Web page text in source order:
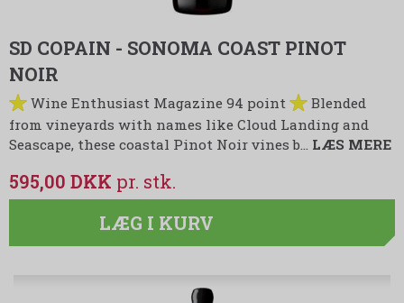
SD COPAIN - SONOMA COAST PINOT
NOIR
Wine Enthusiast Magazine 94 point
Blended
from vineyards with names like Cloud Landing and
Seascape, these coastal Pinot Noir vines b… LÆS MERE
595,00 DKK
LÆG I KURV